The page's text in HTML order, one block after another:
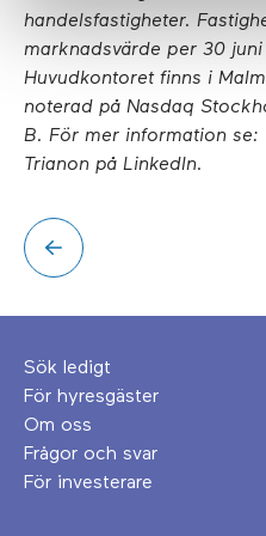
handelsfastigheter.
marknadsvärde per 30
Huvudkontoret finns i
noterad på Nasdaq
B. För mer information se:
Trianon på LinkedIn.
Sök ledigt
För hyresgäster
Om oss
Frågor och svar
För investerare